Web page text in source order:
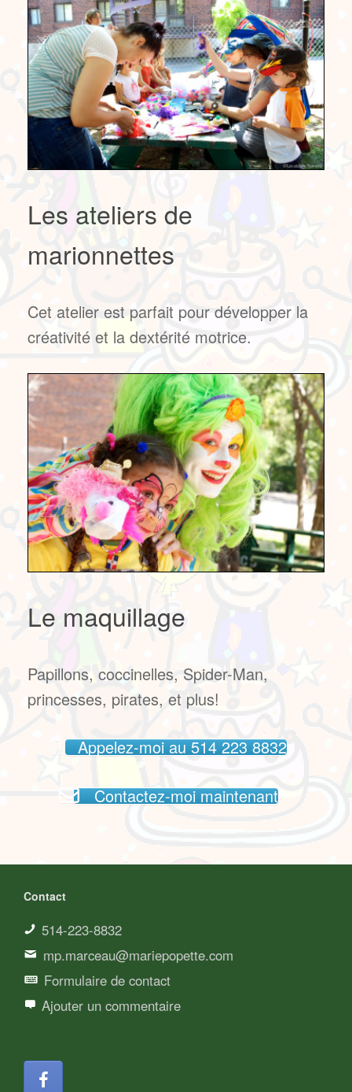
Les ateliers de
marionnettes
Cet atelier est parfait pour développer la
créativité et la dextérité motrice.
Le maquillage
Papillons, coccinelles, Spider-Man,
princesses, pirates, et plus!
Appelez-moi au 514 223 8832
Contactez-moi maintenant
Contact
514-223-8832
mp.marceau@mariepopette.com
Formulaire de contact
Ajouter un commentaire